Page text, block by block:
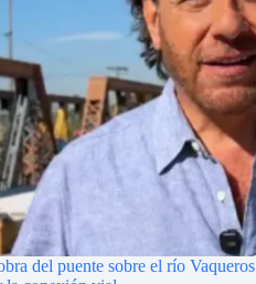
del puente sobre el río Vaqueros